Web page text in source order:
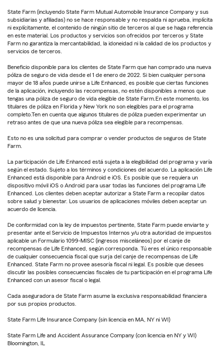
State Farm (incluyendo State Farm Mutual Automobile Insurance Company y sus
subsidiarias y afiliadas) no se hace responsable y no respalda ni aprueba, implícita
ni explícitamente, el contenido de ningún sitio de terceros al que se haga referencia
en este material. Los productos y servicios son ofrecidos por terceros y State
Farm no garantiza la mercantabilidad, la idoneidad ni la calidad de los productos y
servicios de terceros.
Beneficio disponible para los clientes de State Farm que han comprado una nueva
póliza de seguro de vida desde el 1 de enero de 2022. Si bien cualquier persona
mayor de 18 años puede unirse a Life Enhanced, es posible que ciertas funciones
de la aplicación, incluyendo las recompensas, no estén disponibles a menos que
tengas una póliza de seguro de vida elegible de State Farm.En este momento, los
titulares de póliza en Florida y New York no son elegibles para el programa
completo.Ten en cuenta que algunos titulares de póliza pueden experimentar un
retraso antes de que una nueva póliza sea elegible para recompensas.
Esto no es una solicitud para comprar o vender productos de seguros de State
Farm.
La participación de Life Enhanced está sujeta a la elegibilidad del programa y varía
según el estado. Sujeto a los términos y condiciones del acuerdo. La aplicación Life
Enhanced está disponible para Android e iOS. Es posible que se requiera un
dispositivo móvil iOS o Android para usar todas las funciones del programa Life
Enhanced. Los clientes deben aceptar autorizar a State Farm a recopilar datos
sobre salud y bienestar. Los usuarios de aplicaciones móviles deben aceptar un
acuerdo de licencia.
De conformidad con la ley de impuestos pertinente, State Farm puede enviarte y
presentar ante el Servicio de Impuestos Internos y/u otra autoridad de impuestos
aplicable un Formulario 1099-MISC (ingresos misceláneos) por el canje de
recompensas de Life Enhanced, según corresponda. Tú eres el único responsable
de cualquier consecuencia fiscal que surja del canje de recompensas de Life
Enhanced. State Farm no provee asesoría fiscal ni legal. Es posible que desees
discutir las posibles consecuencias fiscales de tu participación en el programa Life
Enhanced con un asesor fiscal o legal.
Cada aseguradora de State Farm asume la exclusiva responsabilidad financiera
por sus propios productos.
State Farm Life Insurance Company (sin licencia en MA, NY ni WI)
State Farm Life and Accident Assurance Company (con licencia en NY y WI)
Bloomington, IL